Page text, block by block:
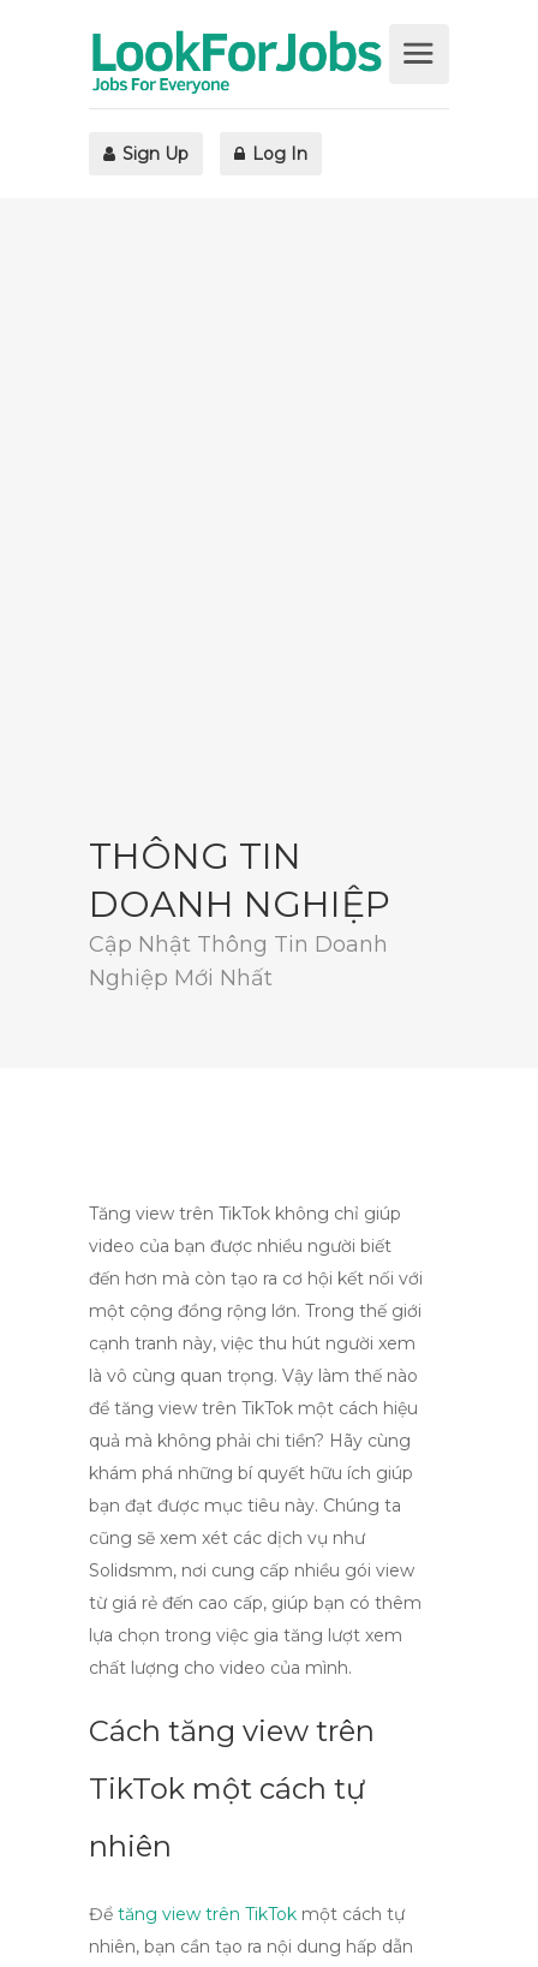
Sign Up Log In
THÔNG TIN
DOANH NGHIỆP
Cập Nhật Thông Tin Doanh
Nghiệp Mới Nhất
Tăng view trên TikTok không chỉ giúp
video của bạn được nhiều người biết
đến hơn mà còn tạo ra cơ hội kết nối với
một cộng đồng rộng lớn. Trong thế giới
cạnh tranh này, việc thu hút người xem
là vô cùng quan trọng. Vậy làm thế nào
để tăng view trên TikTok một cách hiệu
quả mà không phải chi tiền? Hãy cùng
khám phá những bí quyết hữu ích giúp
bạn đạt được mục tiêu này. Chúng ta
cũng sẽ xem xét các dịch vụ như
Solidsmm, nơi cung cấp nhiều gói view
từ giá rẻ đến cao cấp, giúp bạn có thêm
lựa chọn trong việc gia tăng lượt xem
chất lượng cho video của mình.
Cách tăng view trên
TikTok một cách tự
nhiên
Để tăng view trên TikTok một cách tự
nhiên, bạn cần tạo ra nội dung hấp dẫn